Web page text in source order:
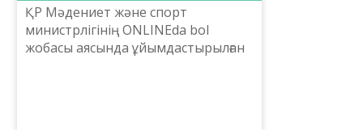
ҚР Мәдениет және спорт
министрлігінің ONLINEda bol
жобасы аясында ұйымдастырылған